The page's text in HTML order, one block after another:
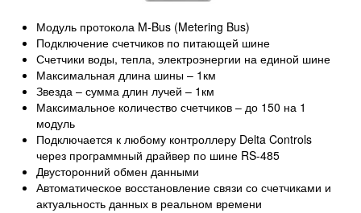
Модуль протокола M-Bus (Metering Bus)
Подключение счетчиков по питающей шине
Счетчики воды, тепла, электроэнергии на единой шине
Максимальная длина шины – 1км
Звезда – сумма длин лучей – 1км
Максимальное количество счетчиков – до 150 на 1
модуль
Подключается к любому контроллеру Delta Controls
через программный драйвер по шине RS-485
Двусторонний обмен данными
Автоматическое восстановление связи со счетчиками и
актуальность данных в реальном времени